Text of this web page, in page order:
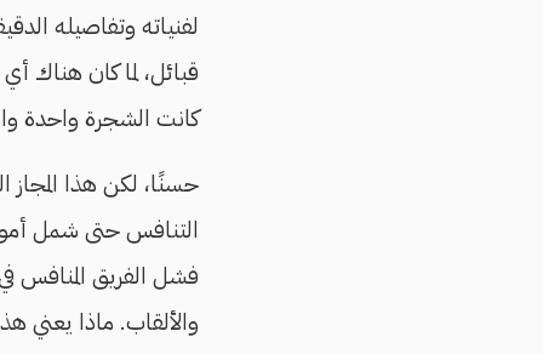
لفنياته وتفاصيله
قبائل، لما كان هناك
كانت الشجرة واحدة
حسنًا، لكن هذا المجاز
التنافس حتى شمل
فشل الفريق المنافس
والألقاب. ماذا يعني